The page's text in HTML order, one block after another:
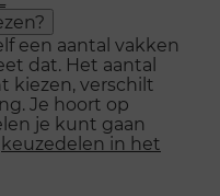
een aantal vakken
dat. Het aantal
kiezen, verschilt
Je hoort op
je kunt gaan
keuzedelen in het